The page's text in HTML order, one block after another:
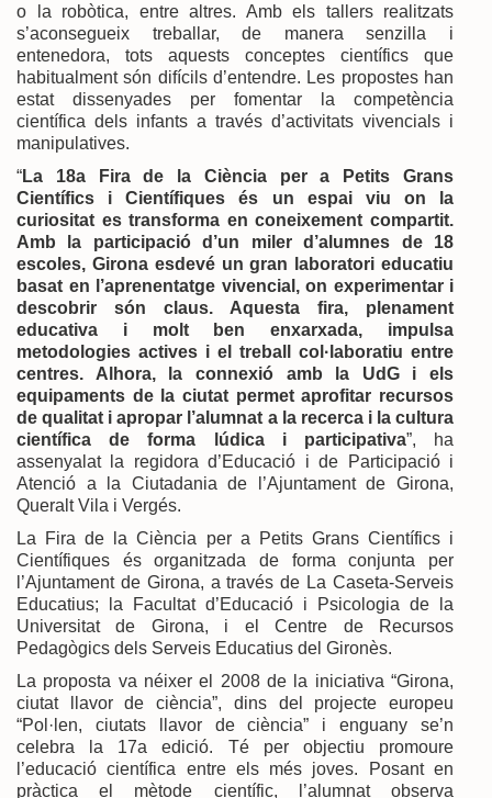
o la robòtica, entre altres. Amb els tallers realitzats
s’aconsegueix treballar, de manera senzilla i
entenedora, tots aquests conceptes científics que
habitualment són difícils d’entendre. Les propostes han
estat dissenyades per fomentar la competència
científica dels infants a través d’activitats vivencials i
manipulatives.
“La 18a Fira de la Ciència per a Petits Grans
Científics i Científiques és un espai viu on la
curiositat es transforma en coneixement compartit.
Amb la participació d’un miler d’alumnes de 18
escoles, Girona esdevé un gran laboratori educatiu
basat en l’aprenentatge vivencial, on experimentar i
descobrir són claus. Aquesta fira, plenament
educativa i molt ben enxarxada, impulsa
metodologies actives i el treball col·laboratiu entre
centres. Alhora, la connexió amb la UdG i els
equipaments de la ciutat permet aprofitar recursos
de qualitat i apropar l’alumnat a la recerca i la cultura
científica de forma lúdica i participativa”, ha
assenyalat la regidora d’Educació i de Participació i
Atenció a la Ciutadania de l’Ajuntament de Girona,
Queralt Vila i Vergés.
La Fira de la Ciència per a Petits Grans Científics i
Científiques és organitzada de forma conjunta per
l’Ajuntament de Girona, a través de La Caseta-Serveis
Educatius; la Facultat d’Educació i Psicologia de la
Universitat de Girona, i el Centre de Recursos
Pedagògics dels Serveis Educatius del Gironès.
La proposta va néixer el 2008 de la iniciativa “Girona,
ciutat llavor de ciència”, dins del projecte europeu
“Pol·len, ciutats llavor de ciència” i enguany se’n
celebra la 17a edició. Té per objectiu promoure
l’educació científica entre els més joves. Posant en
pràctica el mètode científic, l’alumnat observa